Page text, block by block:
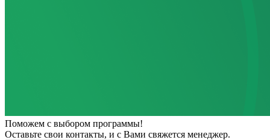
Поможем с выбором программы!
Оставьте свои контакты, и с Вами свяжется менеджер.